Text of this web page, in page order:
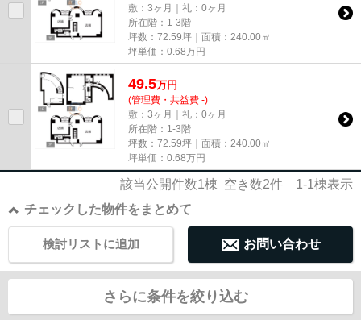
敷：3ヶ月｜礼：0ヶ月
所在階：1-3階
坪数：72.59坪｜面積：240.00㎡
坪単価： 0.68万円
49.5万円
(管理費・共益費 -)
敷：3ヶ月｜礼：0ヶ月
所在階：1-3階
坪数：72.59坪｜面積：240.00㎡
坪単価： 0.68万円
該当公開件数1棟 空き数2件 1-1棟表示
チェックした物件をまとめて
お問い合わせ
検討リストに追加
さらに条件を絞り込む